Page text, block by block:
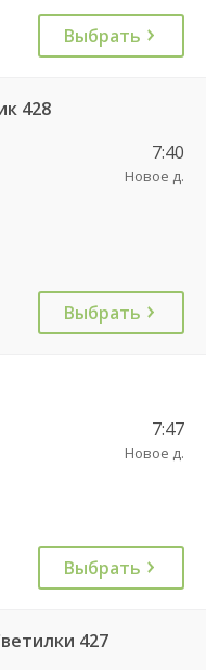
Выбрать
428
7:40
Новое д.
Выбрать
7:47
Новое д.
Выбрать
427